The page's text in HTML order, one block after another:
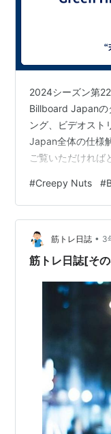
2024シーズン第
Billboard Japanの
ング、ビデオスト
Japan全体の仕様
ご覧いただけれ
11位以下を発表し
20曲がポイント
を伸ばしランクア
デオストリーミン
#Creepy Nuts #
筋トレ日誌 • 3
筋トレ日誌[そ